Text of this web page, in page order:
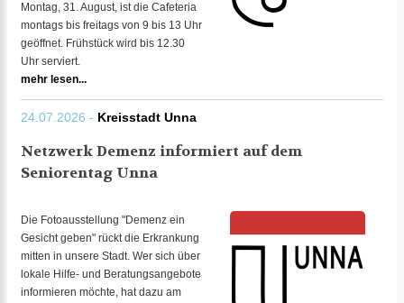
Montag, 31. August, ist die Cafeteria
montags bis freitags von 9 bis 13 Uhr
geöffnet. Frühstück wird bis 12.30
Uhr serviert.
mehr lesen...
24.07.2026 - Kreisstadt Unna
Netzwerk Demenz informiert auf dem
Seniorentag Unna
Die Fotoausstellung "Demenz ein
Gesicht geben" rückt die Erkrankung
mitten in unsere Stadt. Wer sich über
lokale Hilfe- und Beratungsangebote
informieren möchte, hat dazu am